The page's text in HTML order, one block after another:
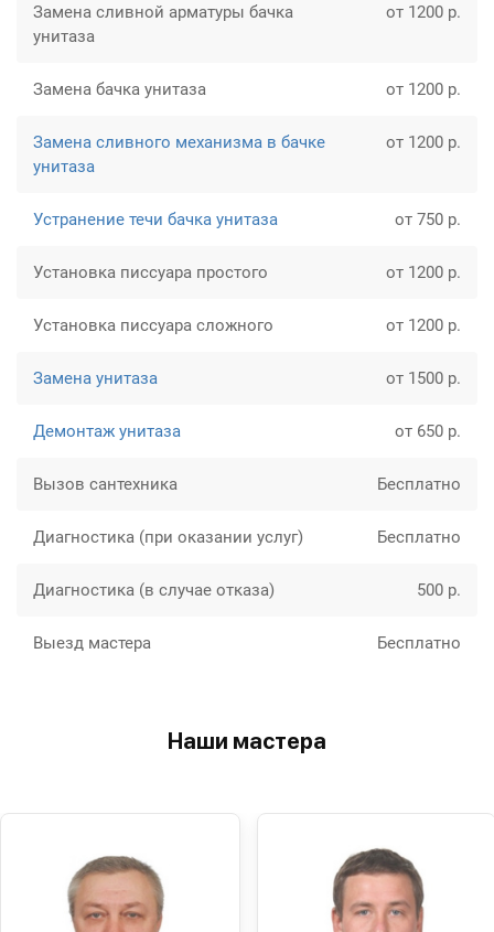
Замена сливной арматуры бачка
унитаза
от 1200 р.
Замена бачка унитаза от 1200 р.
Замена сливного механизма в бачке
унитаза
от 1200 р.
Устранение течи бачка унитаза от 750 р.
Установка писсуара простого от 1200 р.
Установка писсуара сложного от 1200 р.
Замена унитаза от 1500 р.
Демонтаж унитаза от 650 р.
Вызов сантехника Бесплатно
Диагностика (при оказании услуг) Бесплатно
Диагностика (в случае отказа) 500 р.
Выезд мастера Бесплатно
Наши мастера